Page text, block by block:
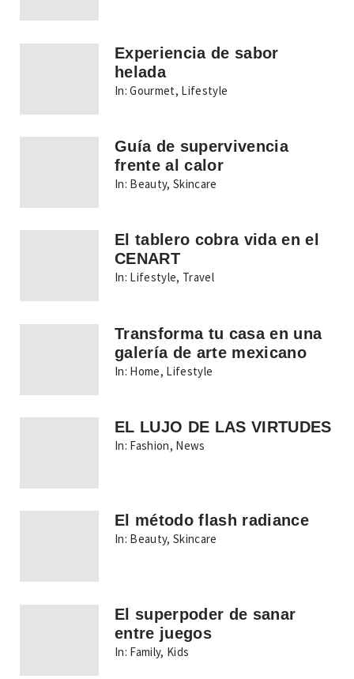
Experiencia de sabor
helada
In: Gourmet, Lifestyle
Guía de supervivencia
frente al calor
In: Beauty,Skincare
El tablero cobra vida en el
CENART
In: Lifestyle, Travel
Transforma tu casa en una
galería de arte mexicano
In: Home, Lifestyle
EL LUJO DE LAS VIRTUDES
In: Fashion, News
El método flash radiance
In: Beauty,Skincare
El superpoder de sanar
entre juegos
In: Family, Kids